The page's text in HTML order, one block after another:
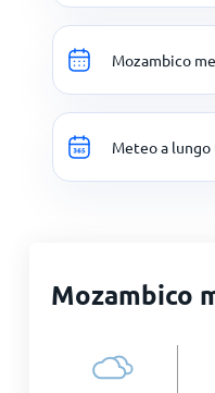
Mozambico
Meteo a
Mozambico